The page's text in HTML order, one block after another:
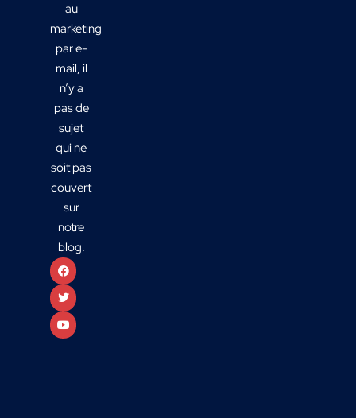
au
marketing
par e-
mail, il
n’y a
pas de
sujet
qui ne
soit pas
couvert
sur
notre
blog.